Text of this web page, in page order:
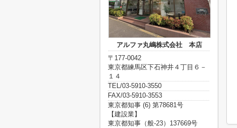
アルファ丸嶋株式会社 本店
〒177-0042
東京都練馬区下石神井４丁目６－
１４
TEL/03-5910-3550
FAX/03-5910-3553
東京都知事 (6) 第78681号
【建設業】
東京都知事（般-23）137669号